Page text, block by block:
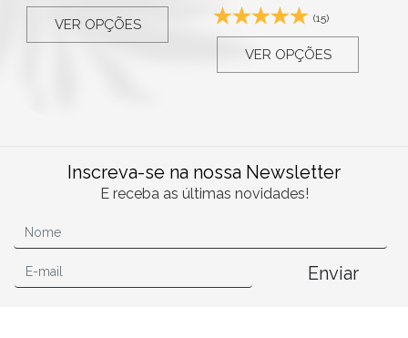
VER OPÇÕES (15)
VER OPÇÕES
Inscreva-se na nossa Newsletter
E receba as últimas novidades!
Enviar